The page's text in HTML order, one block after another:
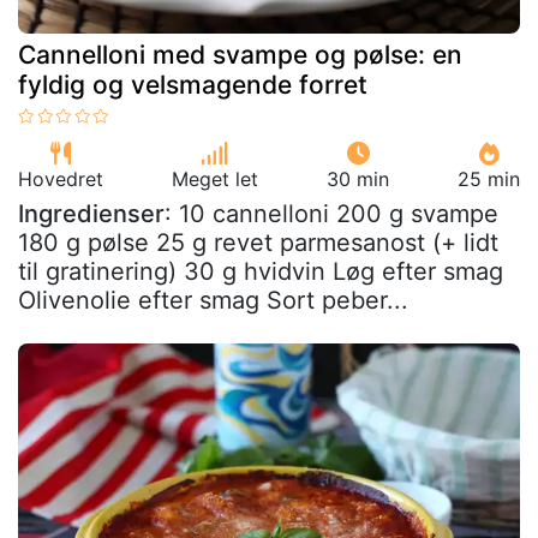
Cannelloni med svampe og pølse: en
fyldig og velsmagende forret
Hovedret Meget let 30 min 25 min
Ingredienser: 10 cannelloni 200 g svampe
180 g pølse 25 g revet parmesanost (+ lidt
til gratinering) 30 g hvidvin Løg efter smag
Olivenolie efter smag Sort peber...